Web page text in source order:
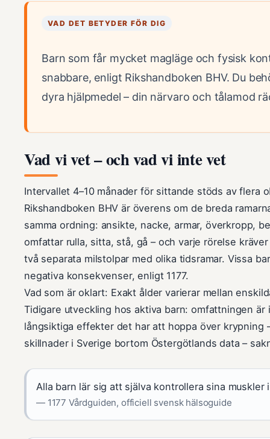
VAD DET BETYDER FÖR DIG
Barn som får mycket magläge och fysisk
snabbare, enligt Rikshandboken BHV. Du
dyra hjälpmedel – din närvaro och tålamod
Vad vi vet – och vad vi inte vet
Intervallet 4–10 månader för sittande stöds av flera
Rikshandboken BHV är överens om de breda
samma ordning: ansikte, nacke, armar, överkropp,
omfattar rulla, sitta, stå, gå – och varje rörelse
två separata milstolpar med olika tidsramar. Vissa
negativa konsekvenser, enligt 1177.
Vad som är oklart: Exakt ålder varierar mellan
Tidigare utveckling hos aktiva barn: omfattningen
långsiktiga effekter det har att hoppa över krypning
skillnader i Sverige bortom Östergötlands data –
Alla barn lär sig att själva kontrollera sina muskler
— 1177 Vårdguiden, officiell svensk hälsoguide